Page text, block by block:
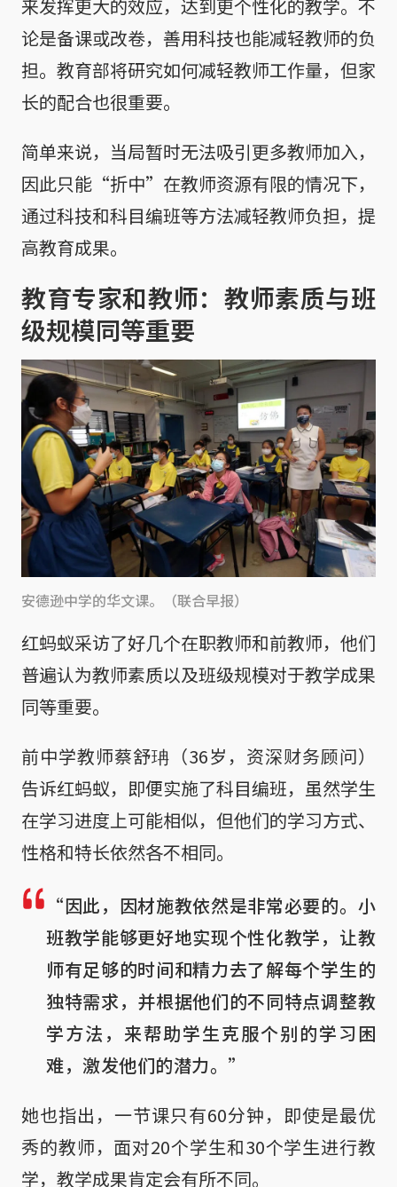
来发挥更大的效应，达到更个性化的教学。不
论是备课或改卷，善用科技也能减轻教师的负
担。教育部将研究如何减轻教师工作量，但家
长的配合也很重要。
简单来说，当局暂时无法吸引更多教师加入，
因此只能“折中”在教师资源有限的情况下，
通过科技和科目编班等方法减轻教师负担，提
高教育成果。
教育专家和教师：教师素质与班
级规模同等重要
安德逊中学的华文课。（联合早报）
红蚂蚁采访了好几个在职教师和前教师，他们
普遍认为教师素质以及班级规模对于教学成果
同等重要。
前中学教师蔡舒珃（36岁，资深财务顾问）
告诉红蚂蚁，即便实施了科目编班，虽然学生
在学习进度上可能相似，但他们的学习方式、
性格和特长依然各不相同。
“因此，因材施教依然是非常必要的。小
班教学能够更好地实现个性化教学，让教
师有足够的时间和精力去了解每个学生的
独特需求，并根据他们的不同特点调整教
学方法，来帮助学生克服个别的学习困
难，激发他们的潜力。”
她也指出，一节课只有60分钟，即使是最优
秀的教师，面对20个学生和30个学生进行教
学，教学成果肯定会有所不同。